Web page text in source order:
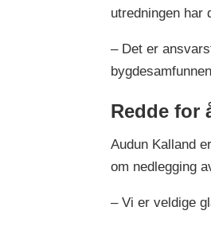
utredningen har
– Det er
Redde for
Audun Kalland
om nedlegging
– Vi er veldige